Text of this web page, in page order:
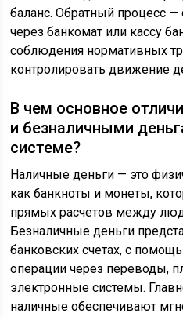
баланс. Обратный процесс —
через банкомат или кассу
соблюдения нормативных
контролировать движение
В чем основное
и безналичными
системе?
Наличные деньги — это
как банкноты и монеты,
прямых расчетов между
Безналичные деньги
банковских счетах, с
операции через переводы,
электронные системы.
наличные обеспечивают